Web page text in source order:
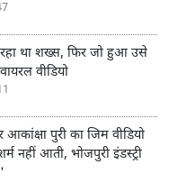
था शख्स, फिर जो हुआ उसे
वीडियो
पुरी का जिम वीडियो
नहीं आती, भोजपुरी इंडस्ट्री